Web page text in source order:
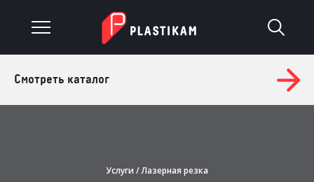
Смотреть каталог
Услуги / Лазерная резка